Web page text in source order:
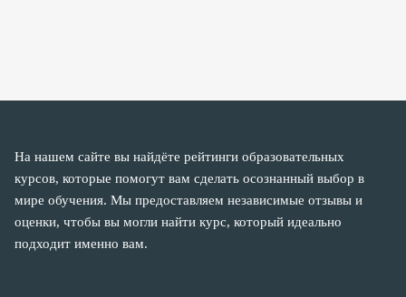
На нашем сайте вы найдёте рейтинги образовательных
курсов, которые помогут вам сделать осознанный выбор в
мире обучения. Мы предоставляем независимые отзывы и
оценки, чтобы вы могли найти курс, который идеально
подходит именно вам.